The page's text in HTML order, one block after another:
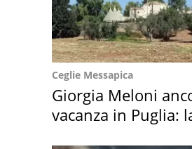
Ceglie Messapica
Giorgia Meloni
vacanza in Puglia: